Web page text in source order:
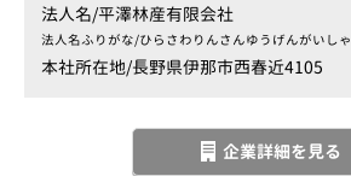
法人名/平澤林産有限会社
法人名ふりがな/ひらさわりんさんゆうげんがいしゃ
本社所在地/長野県伊那市西春近4105
企業詳細を見る